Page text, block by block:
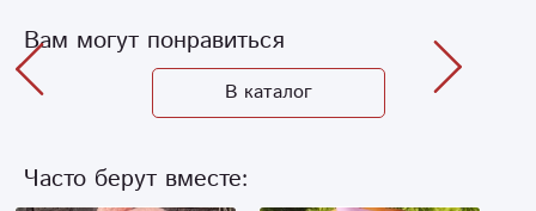
Вам могут понравиться
В каталог
Часто берут вместе: